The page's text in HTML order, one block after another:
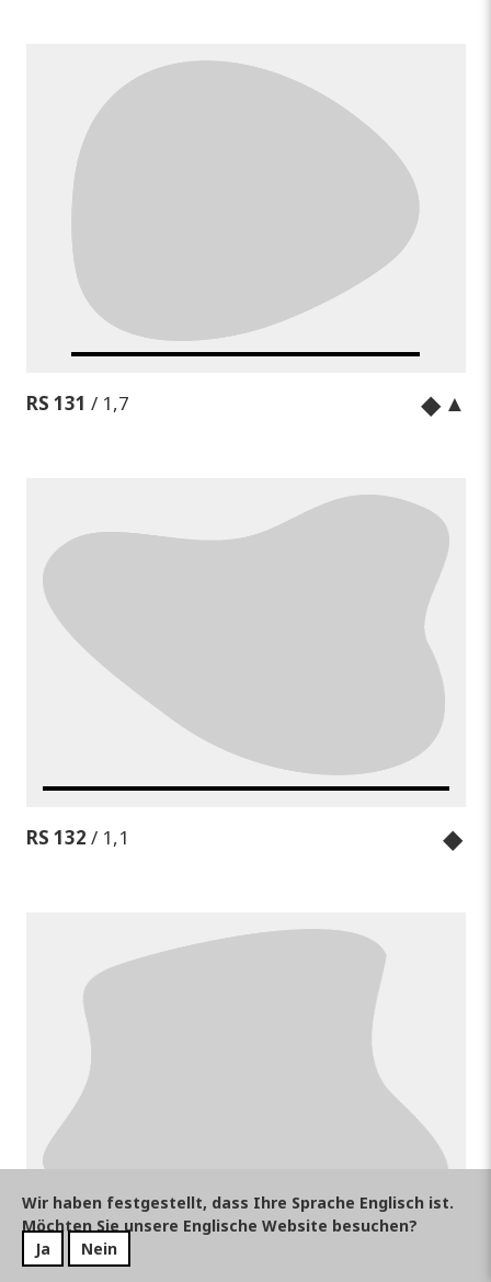
RS 131 / 1,7 ◆ ▲
RS 132 / 1,1 ◆
RS 133/ 1,2
Wir haben festgestellt, dass Ihre Sprache Englisch ist.
Möchten Sie unsere Englische Website besuchen?
Ja
Nein